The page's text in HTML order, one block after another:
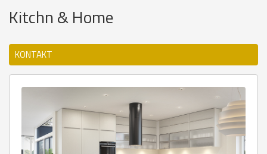
Kitchn & Home
KONTAKT